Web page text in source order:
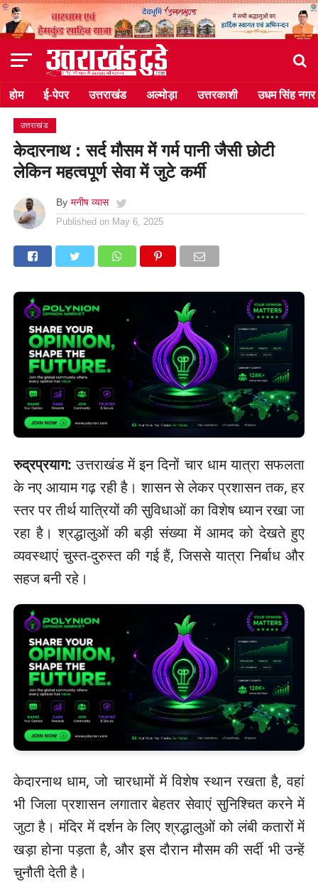
होम ई-पेपर उत्तराखंड अल्मोड़ा उत्तरकाशी उधम सिंह नगर
उत्तराखंड
केदारनाथ : सर्द मौसम में गर्म पानी जैसी छोटी
लेकिन महत्वपूर्ण सेवा में जुटे कर्मी
By मनीष व्यास
Published on May 6, 2025
रुद्रप्रयाग: उत्तराखंड में इन दिनों चार धाम यात्रा सफलता
के नए आयाम गढ़ रही है। शासन से लेकर प्रशासन तक, हर
स्तर पर तीर्थ यात्रियों की सुविधाओं का विशेष ध्यान रखा जा
रहा है। श्रद्धालुओं की बड़ी संख्या में आमद को देखते हुए
व्यवस्थाएं चुस्त-दुरुस्त की गई हैं, जिससे यात्रा निर्बाध और
सहज बनी रहे।
केदारनाथ धाम, जो चारधामों में विशेष स्थान रखता है, वहां
भी जिला प्रशासन लगातार बेहतर सेवाएं सुनिश्चित करने में
जुटा है। मंदिर में दर्शन के लिए श्रद्धालुओं को लंबी कतारों में
खड़ा होना पड़ता है, और इस दौरान मौसम की सर्दी भी उन्हें
चुनौती देती है।